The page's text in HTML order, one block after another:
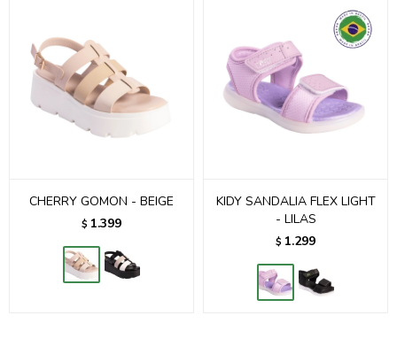
CHERRY GOMON - BEIGE
$ 1.399
KIDY SANDALIA FLEX LIGHT
- LILAS
$ 1.299